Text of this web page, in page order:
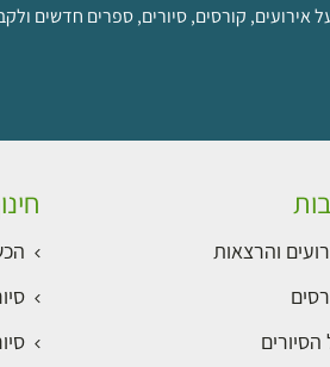
אירועים, קורסים, סיורים, ספרים חדשים
והרצאות
הסיורים